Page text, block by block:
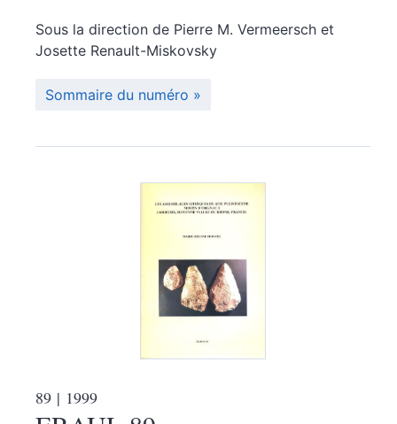
Sous la direction de Pierre M. Vermeersch et
Josette Renault-Miskovsky
Sommaire du numéro
89 | 1999